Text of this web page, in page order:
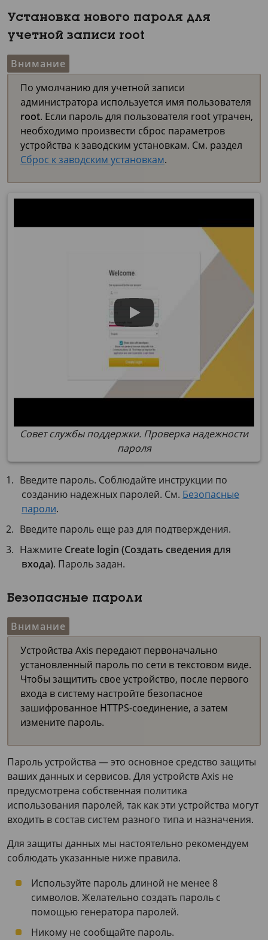
Установка нового пароля для
учетной записи root
Внимание
По умолчанию для учетной записи
администратора используется имя пользователя
root. Если пароль для пользователя root утрачен,
необходимо произвести сброс параметров
устройства к заводским установкам. См. раздел
Сброс к заводским установкам.
Совет службы поддержки. Проверка надежности
пароля
Введите пароль. Соблюдайте инструкции по
созданию надежных паролей. См. Безопасные
пароли.
Введите пароль еще раз для подтверждения.
Нажмите Create login (Создать сведения для
входа). Пароль задан.
Безопасные пароли
Внимание
Устройства Axis передают первоначально
установленный пароль по сети в текстовом виде.
Чтобы защитить свое устройство, после первого
входа в систему настройте безопасное
зашифрованное HTTPS-соединение, а затем
измените пароль.
Пароль устройства — это основное средство защиты
ваших данных и сервисов. Для устройств Axis не
предусмотрена собственная политика
использования паролей, так как эти устройства могут
входить в состав систем разного типа и назначения.
Для защиты данных мы настоятельно рекомендуем
соблюдать указанные ниже правила.
Используйте пароль длиной не менее 8
символов. Желательно создать пароль с
помощью генератора паролей.
Никому не сообщайте пароль.